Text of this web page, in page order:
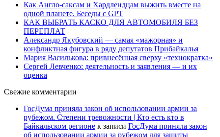
Как Англо-саксам и Хардлендцам выжить вместе на
одной планете. Беседы с GPT
КАК ВЫБРАТЬ КАСКО ДЛЯ АВТОМОБИЛЯ БЕЗ
ПЕРЕПЛАТ
Александр Якубовский — самая «мажорная» и
конфликтная фигура в ряду депутатов Прибайкалья
Мария Василькова: привнесённая сверху «технократка»
Сергей Левченко: деятельность и заявления — и их
оценка
Свежие комментарии
ГосДума приняла закон об использовании армии за
рубежом. Степени тревожности | Кто есть кто в
Байкальском регионе к записи ГосДума приняла закон
об использовании армии за рубежом для защиты